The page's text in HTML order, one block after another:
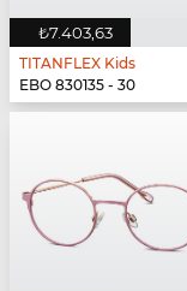
₺7.403,63
TITANFLEX Kids
EBO 830135 - 30